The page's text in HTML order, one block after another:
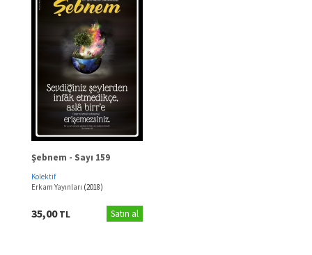
Şebnem - Sayı 159
Kolektif
Erkam Yayınları (2018)
35,00TL Satın al